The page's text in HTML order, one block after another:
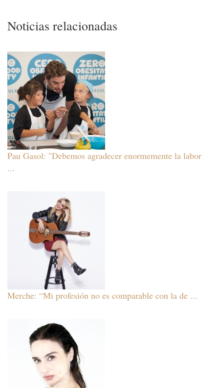
Noticias relacionadas
Pau Gasol: "Debemos agradecer enormemente la labor
...
Merche: “Mi profesión no es comparable con la de ...